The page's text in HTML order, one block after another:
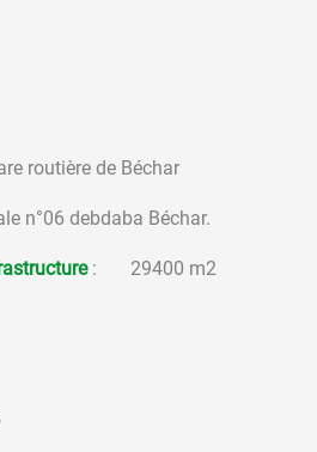
routière de Béchar
n°06 debdaba Béchar.
: 29400 m2